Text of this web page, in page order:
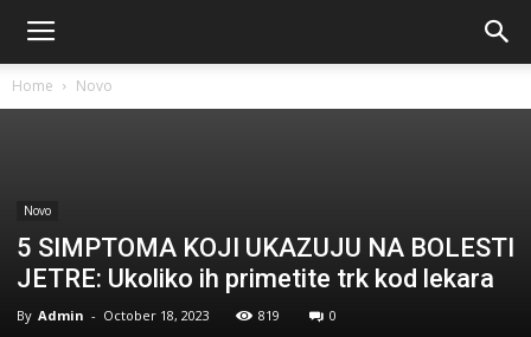
Home Novo
Novo
5 SIMPTOMA KOJI UKAZUJU NA BOLESTI
JETRE: Ukoliko ih primetite trk kod lekara
By Admin - October 18, 2023 819 0